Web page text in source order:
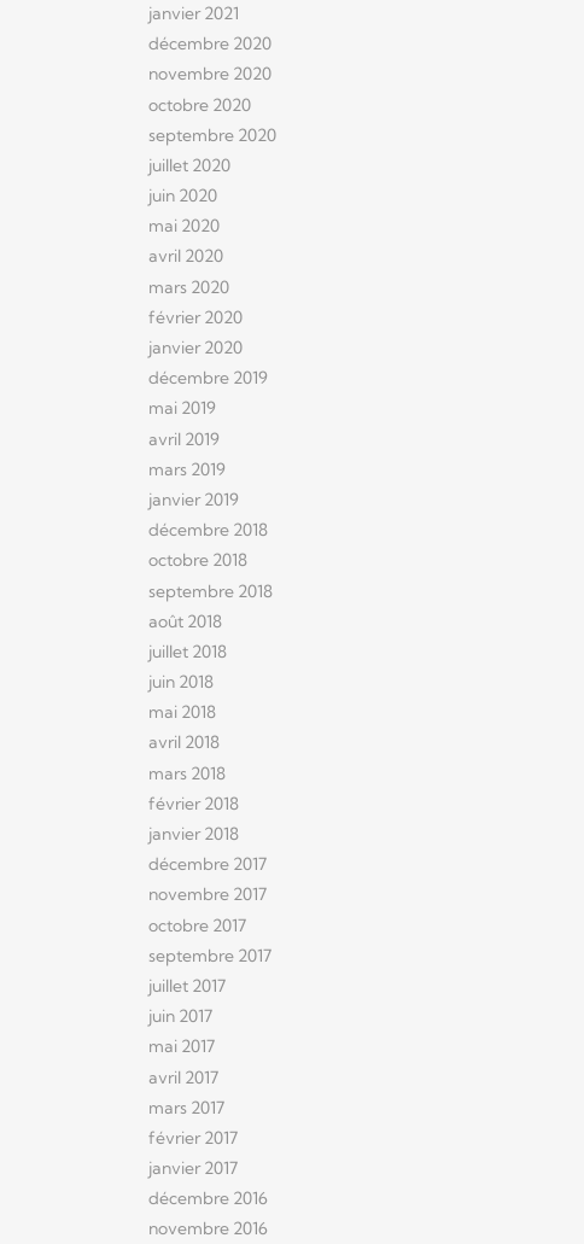
janvier 2021
décembre 2020
novembre 2020
octobre 2020
septembre 2020
juillet 2020
juin 2020
mai 2020
avril 2020
mars 2020
février 2020
janvier 2020
décembre 2019
mai 2019
avril 2019
mars 2019
janvier 2019
décembre 2018
octobre 2018
septembre 2018
août 2018
juillet 2018
juin 2018
mai 2018
avril 2018
mars 2018
février 2018
janvier 2018
décembre 2017
novembre 2017
octobre 2017
septembre 2017
juillet 2017
juin 2017
mai 2017
avril 2017
mars 2017
février 2017
janvier 2017
décembre 2016
novembre 2016